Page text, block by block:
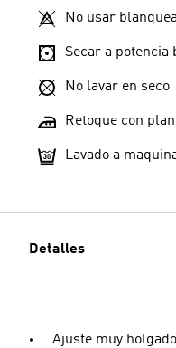
No usar
Secar a potencia
No lavar en seco
Retoque con
Lavado a
Detalles
Ajuste muy holgado